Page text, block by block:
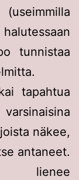
tunnistaa
tapahtua
näkee,
antaneet.
lienee